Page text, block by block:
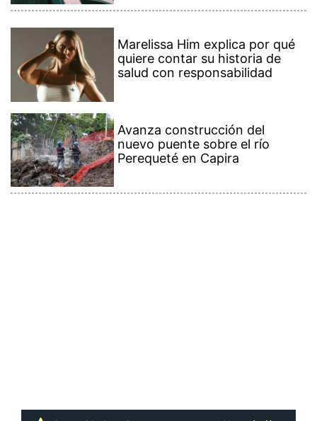
Marelissa Him explica por qué
quiere contar su historia de
salud con responsabilidad
Avanza construcción del
nuevo puente sobre el río
Perequeté en Capira